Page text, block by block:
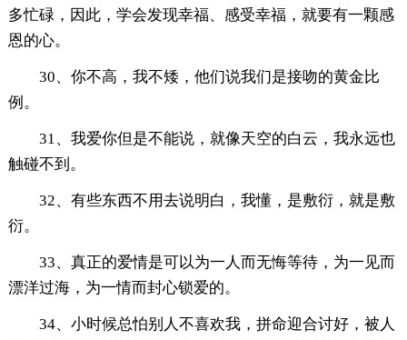
多忙碌，因此，学会发现幸福、感受幸福，就要有一颗感
恩的心。
30、你不高，我不矮，他们说我们是接吻的黄金比
例。
31、我爱你但是不能说，就像天空的白云，我永远也
触碰不到。
32、有些东西不用去说明白，我懂，是敷衍，就是敷
衍。
33、真正的爱情是可以为一人而无悔等待，为一见而
漂洋过海，为一情而封心锁爱的。
34、小时候总怕别人不喜欢我，拼命迎合讨好，被人